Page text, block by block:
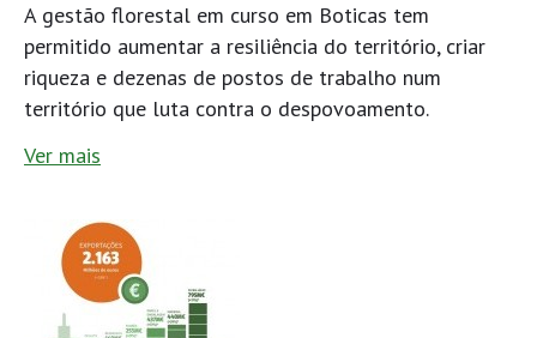
A gestão florestal em curso em Boticas tem
permitido aumentar a resiliência do território, criar
riqueza e dezenas de postos de trabalho num
território que luta contra o despovoamento.
Ver mais